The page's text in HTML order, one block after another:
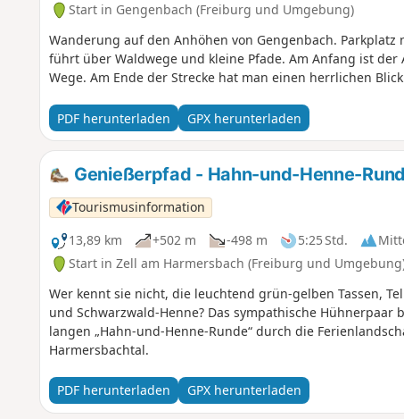
Start in Gengenbach (Freiburg und Umgebung)
Wanderung auf den Anhöhen von Gengenbach.
führt über Waldwege und kleine Pfade. Am Anfang ist
Wege. Am Ende der Strecke hat man einen herrlichen
PDF herunterladen GPX herunterladen
Genießerpfad - Hahn-und-Henne-
Tourismusinformation
13,89 km
+502 m -498 m 5:25 Std.
Start in Zell am Harmersbach (Freiburg und
Wer kennt sie nicht, die leuchtend grün-gelben Tassen,
und Schwarzwald-Henne? Das sympathische
langen „Hahn-und-Henne-Runde“ durch die
Harmersbachtal.
PDF herunterladen GPX herunterladen